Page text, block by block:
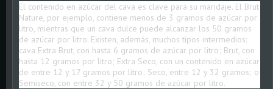
El contenido en azúcar del cava es clave para su maridaje. El Brut
Nature, por ejemplo, contiene menos de 3 gramos de azúcar por
litro, mientras que un cava dulce puede alcanzar los 50 gramos
de azúcar por litro. Existen, además, muchos tipos intermedios:
cava Extra Brut, con hasta 6 gramos de azúcar por litro; Brut, con
hasta 12 gramos por litro; Extra Seco, con un contenido en azúcar
de entre 12 y 17 gramos por litro; Seco, entre 12 y 32 gramos; o
Semiseco, con entre 32 y 50 gramos de azúcar por litro.